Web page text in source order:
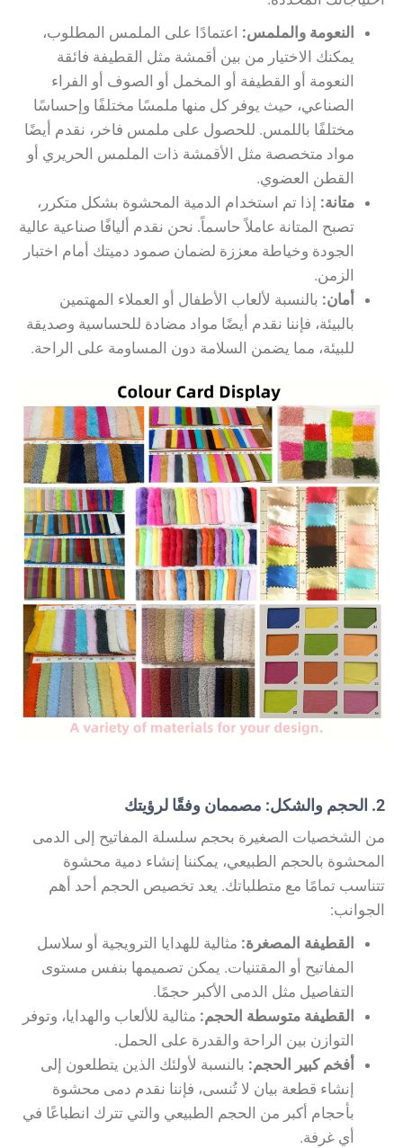
النعومة والملمس: اعتمادًا على الملمس المطلوب،
يمكنك الاختيار من بين أقمشة مثل القطيفة فائقة
النعومة أو القطيفة أو المخمل أو الصوف أو الفراء
الصناعي، حيث يوفر كل منها ملمسًا مختلفًا وإحساسًا
مختلفًا باللمس. للحصول على ملمس فاخر، نقدم أيضًا
مواد متخصصة مثل الأقمشة ذات الملمس الحريري أو
القطن العضوي.
متانة: إذا تم استخدام الدمية المحشوة بشكل متكرر،
تصبح المتانة عاملاً حاسماً. نحن نقدم أليافًا صناعية عالية
الجودة وخياطة معززة لضمان صمود دميتك أمام اختبار
الزمن.
أمان: بالنسبة لألعاب الأطفال أو العملاء المهتمين
بالبيئة، فإننا نقدم أيضًا مواد مضادة للحساسية وصديقة
للبيئة، مما يضمن السلامة دون المساومة على الراحة.
2. الحجم والشكل: مصممان وفقًا لرؤيتك
من الشخصيات الصغيرة بحجم سلسلة المفاتيح إلى الدمى
المحشوة بالحجم الطبيعي، يمكننا إنشاء دمية محشوة
تتناسب تمامًا مع متطلباتك. يعد تخصيص الحجم أحد أهم
الجوانب:
القطيفة المصغرة: مثالية للهدايا الترويجية أو سلاسل
المفاتيح أو المقتنيات. يمكن تصميمها بنفس مستوى
التفاصيل مثل الدمى الأكبر حجمًا.
القطيفة متوسطة الحجم: مثالية للألعاب والهدايا، وتوفر
التوازن بين الراحة والقدرة على الحمل.
أفخم كبير الحجم: بالنسبة لأولئك الذين يتطلعون إلى
إنشاء قطعة بيان لا تُنسى، فإننا نقدم دمى محشوة
بأحجام أكبر من الحجم الطبيعي والتي تترك انطباعًا في
أي غرفة.